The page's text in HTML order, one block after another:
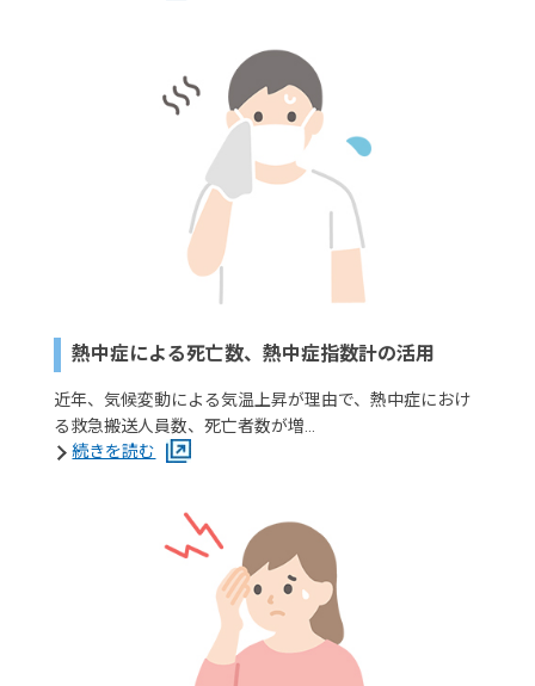
熱中症による死亡数、熱中症指数計の活用
近年、気候変動による気温上昇が理由で、熱中症におけ
る救急搬送人員数、死亡者数が増…
続きを読む